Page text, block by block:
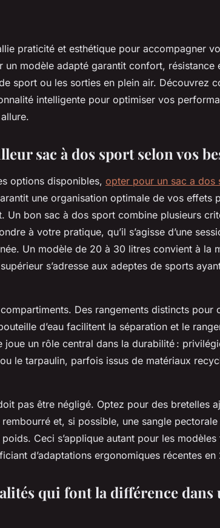
style et
praticité et esthétique pour accompagner
un modèle adapté garantit confort, résistance
sport ou les sorties en plein air. Découvrez
intelligente pour optimiser vos
sac à dos sport selon vos
options disponibles, opter pour un sac a
une organisation optimale de vos effets
Un bon sac à dos sport combine plusieurs
à votre pratique, qu’il s’agisse d’une
Un modèle de 20 à 30 litres convient à la
s’adresse aux adeptes de sports
Des rangements distincts pour
d’eau facilitent la séparation et le
joue un rôle central dans la durabilité :
le tarpaulin, parfois issus de matériaux
pas être négligé. Optez pour des bretelles
rembourré et, si possible, une sangle
Ceci s’applique autant pour les
d’adaptations ergonomiques récentes en
qui font la différence dans